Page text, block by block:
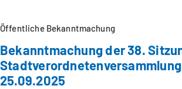
Öffentliche Bekanntmachung
Bekanntmachung der 38.
25.09.2025